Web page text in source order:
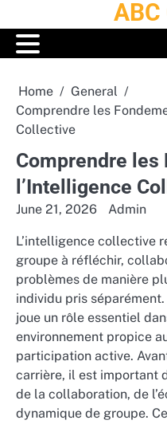
to
content
Home
General
Comprendre les
Collective
Comprendre les
l’Intelligence
June 21, 2026 Admin
L’intelligence collective
groupe à réfléchir,
problèmes de manière
individu pris
joue un rôle essentiel
environnement propice
participation active.
carrière, il est important
de la collaboration, de
dynamique de groupe.